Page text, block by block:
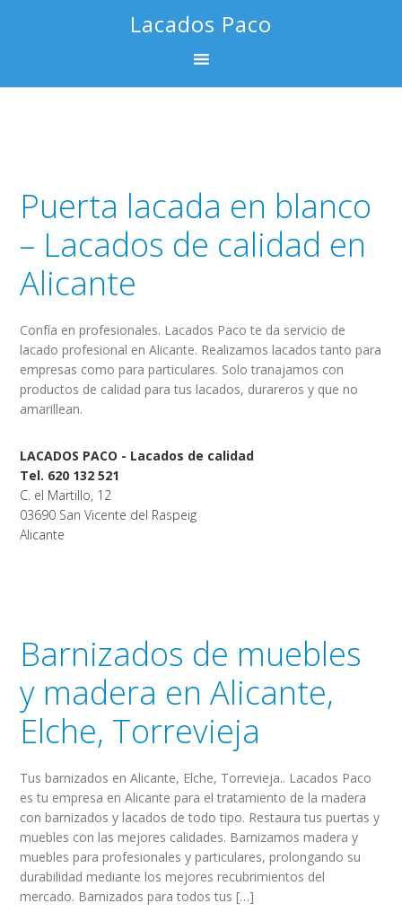
Lacados Paco
Puerta lacada en blanco
– Lacados de calidad en
Alicante
Confía en profesionales. Lacados Paco te da servicio de
lacado profesional en Alicante. Realizamos lacados tanto para
empresas como para particulares. Solo tranajamos con
productos de calidad para tus lacados, durareros y que no
amarillean.
LACADOS PACO - Lacados de calidad
Tel. 620 132 521
C. el Martillo, 12
03690 San Vicente del Raspeig
Alicante
Barnizados de muebles
y madera en Alicante,
Elche, Torrevieja
Tus barnizados en Alicante, Elche, Torrevieja.. Lacados Paco
es tu empresa en Alicante para el tratamiento de la madera
con barnizados y lacados de todo tipo. Restaura tus puertas y
muebles con las mejores calidades. Barnizamos madera y
muebles para profesionales y particulares, prolongando su
durabilidad mediante los mejores recubrimientos del
mercado. Barnizados para todos tus […]